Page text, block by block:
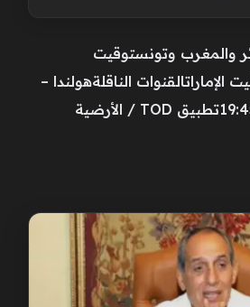
والمغرب وتونستوقيت
الناقلةهولندا –
الجزائر19:4521:4522:45تطبيق TOD / الأرضية